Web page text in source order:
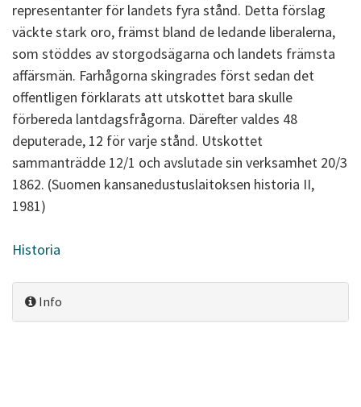
representanter för landets fyra stånd. Detta förslag
väckte stark oro, främst bland de ledande liberalerna,
som stöddes av storgodsägarna och landets främsta
affärsmän. Farhågorna skingrades först sedan det
offentligen förklarats att utskottet bara skulle
förbereda lantdagsfrågorna. Därefter valdes 48
deputerade, 12 för varje stånd. Utskottet
sammanträdde 12/1 och avslutade sin verksamhet 20/3
1862. (Suomen kansanedustuslaitoksen historia II,
1981)
Historia
Info